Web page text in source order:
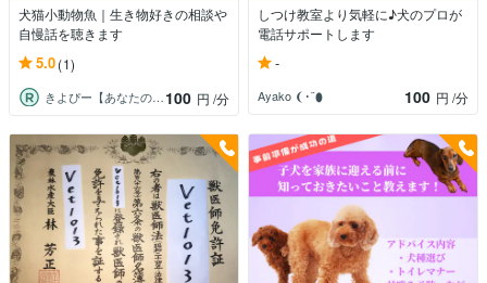
犬猫小動物魚｜生き物好きの相談や
自慢話を聴きます
5.0(1)
きよぴー【あなたの心が軽くなるお手伝い】100 円 /分
しつけ教室より気軽に♪犬のプロが
電話サポートします
-
Ayako ❨･¨⬮ 100 円 /分